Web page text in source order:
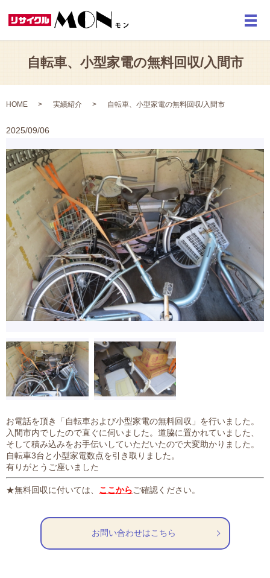
メ
自転車、小型家電の無料回収/入間市
HOME 実績紹介 自転車、小型家電の無料回収/入間市
2025/09/06
お電話を頂き「自転車および小型家電の無料回収」を行いました。
入間市内でしたので直ぐに伺いました。道脇に置かれていました、
そして積み込みをお手伝いしていただいたので大変助かりました。
自転車3台と小型家電数点を引き取りました。
有りがとうご座いました
★無料回収に付いては、 ここからご確認ください。
お問い合わせはこちら